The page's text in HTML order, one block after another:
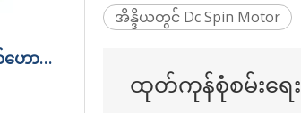
အလိုအလျောက် ခေတ်ဟောင်းအဝတ်လျှော်စက် မော်တာရောင်းမည်။
အိန္ဒိယတွင် Dc Spin Motor
ထုတ်ကုန်စုံစမ်းရေး